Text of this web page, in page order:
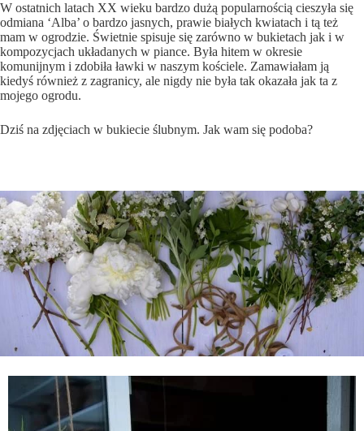
W ostatnich latach XX wieku bardzo dużą popularnością cieszyła się
odmiana ‘Alba’ o bardzo jasnych, prawie białych kwiatach i tą też
mam w ogrodzie. Świetnie spisuje się zarówno w bukietach jak i w
kompozycjach układanych w piance. Była hitem w okresie
komunijnym i zdobiła ławki w naszym kościele. Zamawiałam ją
kiedyś również z zagranicy, ale nigdy nie była tak okazała jak ta z
mojego ogrodu.
Dziś na zdjęciach w bukiecie ślubnym. Jak wam się podoba?